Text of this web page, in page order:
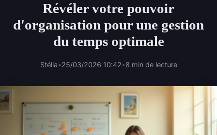
Révéler votre pouvoir
d'organisation pour une gestion
du temps optimale
Stélla•25/03/2026 10:42•8 min de lecture